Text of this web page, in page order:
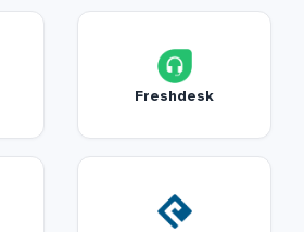
Freshdesk